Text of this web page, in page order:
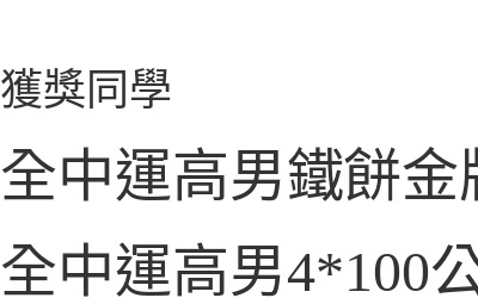
獲獎同學
全中運高男鐵餅金
全中運高男4*100